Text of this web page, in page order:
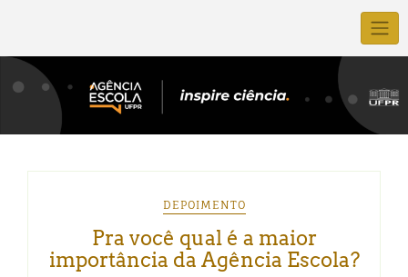
DEPOIMENTO
Pra você qual é a maior
importância da Agência Escola?